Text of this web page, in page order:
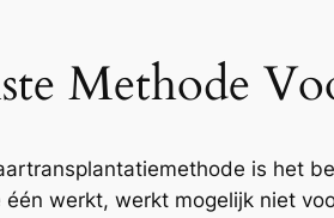
Methode
is het
werkt, werkt mogelijk niet